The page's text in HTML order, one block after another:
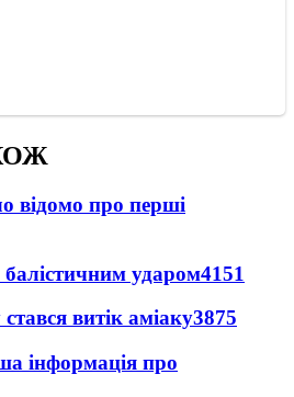
відомо про перші
ударом4151
витік аміаку3875
інформація про